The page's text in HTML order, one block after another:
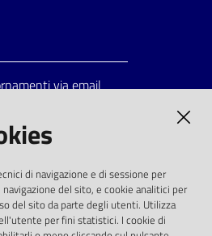
via email
dalla direttiva
e dal d.lgs. 36/2006
di navigazione e di sessione per
del sito, e cookie analitici per
del sito da parte degli utenti. Utilizza
per fini statistici. I cookie di